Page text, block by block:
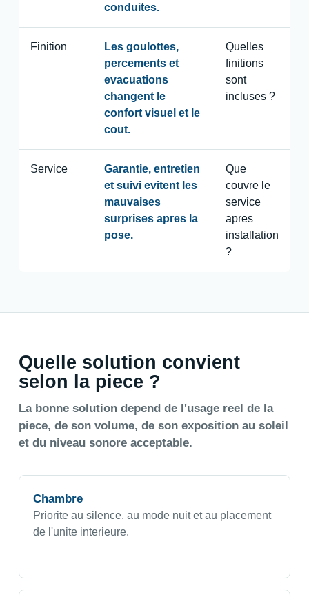
conduites.
Finition
Les goulottes,
percements et
evacuations
changent le
confort visuel et le
cout.
Quelles
finitions
sont
incluses ?
Service
Garantie, entretien
et suivi evitent les
mauvaises
surprises apres la
pose.
Que
couvre le
service
apres
installation
?
Quelle solution convient
selon la piece ?
La bonne solution depend de l'usage reel de la
piece, de son volume, de son exposition au soleil
et du niveau sonore acceptable.
Chambre
Priorite au silence, au mode nuit et au placement
de l'unite interieure.